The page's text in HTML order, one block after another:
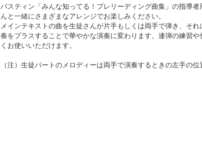
バスティン「みんな知ってる！プレリーディング曲集」の指導者
んと一緒にさまざまなアレンジでお楽しみください。
メインテキストの曲を生徒さんが片手もしくは両手で弾き、そ
奏をプラスすることで華やかな演奏に変わります。連弾の練習
くお使いいただけます。
（注）生徒パートのメロディーは両手で演奏するときの左手の位